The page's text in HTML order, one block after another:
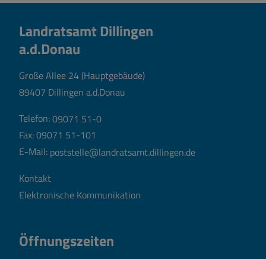
Landratsamt Dillingen
a.d.Donau
Große Allee 24 (Hauptgebäude)
89407 Dillingen a.d.Donau
Telefon:09071 51-0
Fax: 09071 51-101
E-Mail: poststelle@landratsamt.dillingen.de
Kontakt
Elektronische Kommunikation
Öffnungszeiten